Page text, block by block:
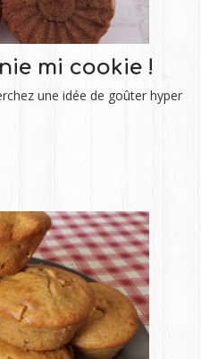
mi cookie !
une idée de goûter hyper